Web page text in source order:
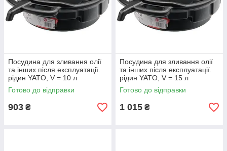
Посудина для зливання олії
та інших після експлуатації.
рідин YATO, V = 10 л
Готово до відправки
903 ₴
Посудина для зливання олії
та інших після експлуатації.
рідин YATO, V = 15 л
Готово до відправки
1 015 ₴